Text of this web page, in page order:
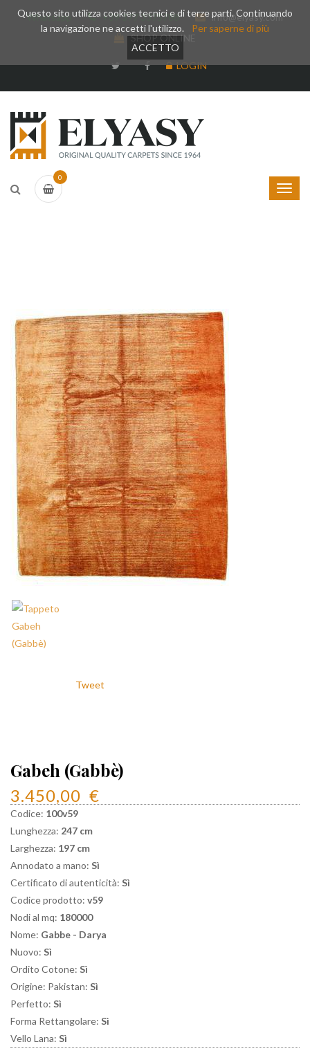
Whatsapp +39 377 3375788
info@elyasy.com
SHOP ONLINE
LOGIN
0
Tweet
Gabeh (Gabbè)
3.450,00 €
Codice: 100v59
Lunghezza: 247 cm
Larghezza: 197 cm
Annodato a mano: Sì
Certificato di autenticità: Sì
Codice prodotto: v59
Nodi al mq: 180000
Nome: Gabbe - Darya
Nuovo: Sì
Ordito Cotone: Sì
Origine: Pakistan: Sì
Perfetto: Sì
Forma Rettangolare: Sì
Vello Lana: Sì
Questo sito utilizza cookies tecnici e di terze parti. Continuando
la navigazione ne accetti l'utilizzo.
Per saperne di più
ACCETTO